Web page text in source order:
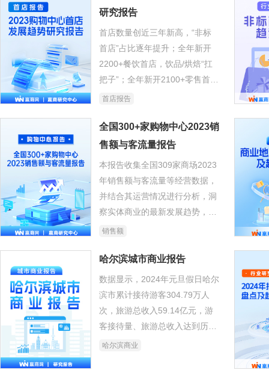
研究报告
首店数量创近三年新高，“非标
首店”占比逐年提升；全年新开
2200+餐饮首店，饮品/烘焙“扛
把子”；全年新开2100+零售首
店，上海含金量最高。
首店报告
全国300+家购物中心2023销
售额与客流量报告
本报告收集全国309家商场2023
年销售额与客流量等经营数据，
并结合其运营情况进行分析，洞
察实体商业的最新发展趋势，为
行业提供参考。
销售额
哈尔滨城市商业报告
数据显示，2024年元旦假日哈尔
滨市累计接待游客304.79万人
次，旅游总收入59.14亿元，游
客接待量、旅游总收入达到历史
峰值。作为商业地产行业的首席
哈尔滨商业